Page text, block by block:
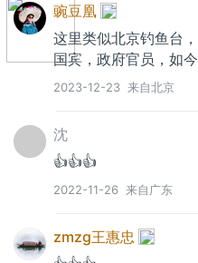
豌豆凰
这里类似北京钓鱼台
国宾，政府官员，如
2023-12-23 来自北京
沈
👍👍👍
2022-11-26 来自广东
zmzg王惠忠